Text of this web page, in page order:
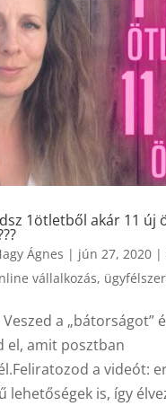
1ötletből akár 11 új
Ágnes | jún 27, 2020|
vállalkozás,
a „bátorságot”
el, amit posztban
a videót:
lehetőségek is, így